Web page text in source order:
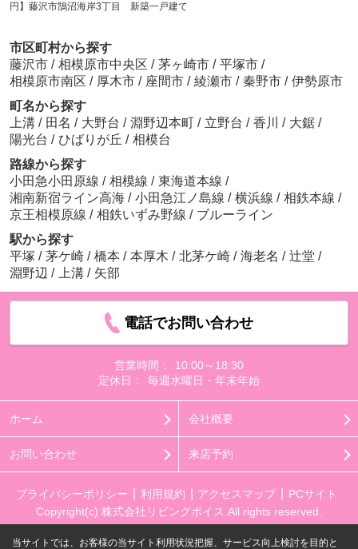
円】藤沢市鵠沼海岸3丁目 新築一戸建て
市区町村から探す
藤沢市 / 相模原市中央区 / 茅ヶ崎市 / 平塚市 /
相模原市南区 / 厚木市 / 座間市 / 綾瀬市 / 秦野市 / 伊勢原市
町名から探す
上溝 / 田名 / 大野台 / 淵野辺本町 / 立野台 / 香川 / 大鋸 /
陽光台 / ひばりが丘 / 相模台
路線から探す
小田急小田原線 / 相模線 / 東海道本線 /
湘南新宿ライン高海 / 小田急江ノ島線 / 横浜線 / 相鉄本線 /
京王相模原線 / 相鉄いずみ野線 / ブルーライン
駅から探す
平塚 / 茅ケ崎 / 橋本 / 本厚木 / 北茅ケ崎 / 海老名 / 辻堂 /
淵野辺 / 上溝 / 矢部
電話でお問い合わせ
営業時間：
10:00～18:30
定休日：
毎週水曜日・年末年始
ホーム 会社概要
お問い合わせ 来店予約
プライバシーポリシー 利用規約 アクセスマップ
PCサイト
Copyright(c) 株式会社リビングボイス All rights reserved.
当サイトでは、お客様の当サイト利用状況把握、サービス向上検討を目的と